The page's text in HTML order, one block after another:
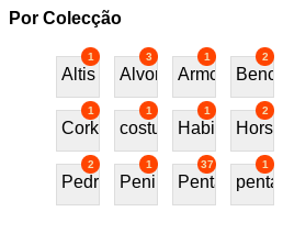
Por Colecção
1
Altis
3
Alvor
1
Armchair
2
Bench
1
Cork
1
costureira
1
Habitat70
2
Horses
2
Pedra
1
Peninsular
37
Penta
1